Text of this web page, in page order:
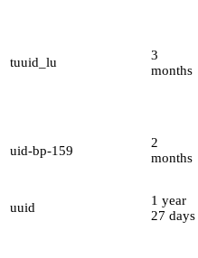
tuuid_lu
3
months
uid-bp-159
2
months
uuid
1 year
27 days